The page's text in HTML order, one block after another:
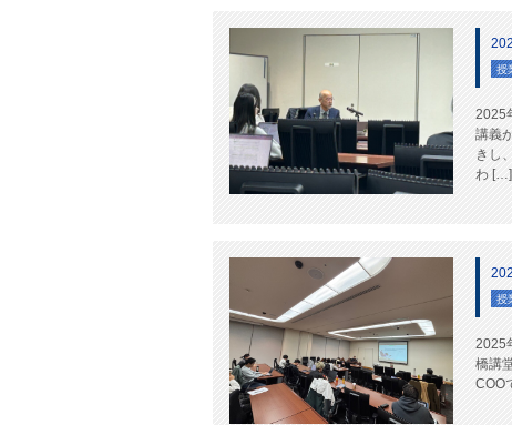
授
2025
講義
きし
わ […]
授
2025
橋講
COO